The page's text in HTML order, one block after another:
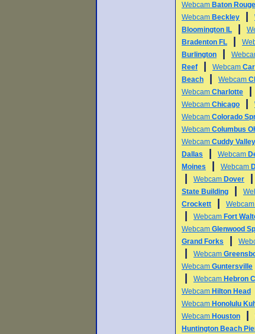
Webcam Baton Rouge
Webcam Beckley
Bloomington IL
Bradenton FL
Burlington
Reef
Webcam
Beach
Webcam
Webcam Charlotte
Webcam Chicago
Webcam Colorado
Webcam Columbus
Webcam Cuddy
Dallas
Webcam
Moines
Webcam
Webcam Dover
State Building
Crockett
Webcam
Webcam Fort
Webcam Glenwood
Grand Forks
Webcam
Webcam Guntersville
Webcam Hebron
Webcam Hilton Head
Webcam Honolulu
Webcam Houston
Huntington Beach